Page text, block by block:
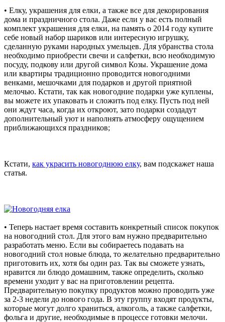
• Елку, украшения для елки, а также все для декорирования
дома и праздничного стола. Даже если у вас есть полный
комплект украшения для елки, на память о 2014 году купите
себе новый набор шариков или интересную игрушку,
сделанную руками народных умельцев. Для убранства стола
необходимо приобрести свечи и салфетки, всю необходимую
посуду, подкову или другой символ Козы. Украшение дома
или квартиры традиционно проводится новогодними
венками, мешочками для подарков и другой приятной
мелочью. Кстати, так как новогодние подарки уже куплены,
вы можете их упаковать и сложить под елку. Пусть под ней
они ждут часа, когда их откроют, зато подарки создадут
дополнительный уют и наполнять атмосферу ощущением
приближающихся праздников;
Кстати, как украсить новогоднюю елку, вам подскажет наша
статья.
• Теперь настает время составить конкретный список покупок
на новогодний стол. Для этого вам нужно предварительно
разработать меню. Если вы собираетесь подавать на
новогодний стол новые блюда, то желательно предварительно
приготовить их, хотя бы один раз. Так вы сможете узнать,
нравится ли блюдо домашним, также определить, сколько
времени уходит у вас на приготовлении рецепта.
Предварительную покупку продуктов можно проводить уже
за 2-3 недели до нового года. В эту группу входят продукты,
которые могут долго храниться, алкоголь, а также салфетки,
фольга и другие, необходимые в процессе готовки мелочи.